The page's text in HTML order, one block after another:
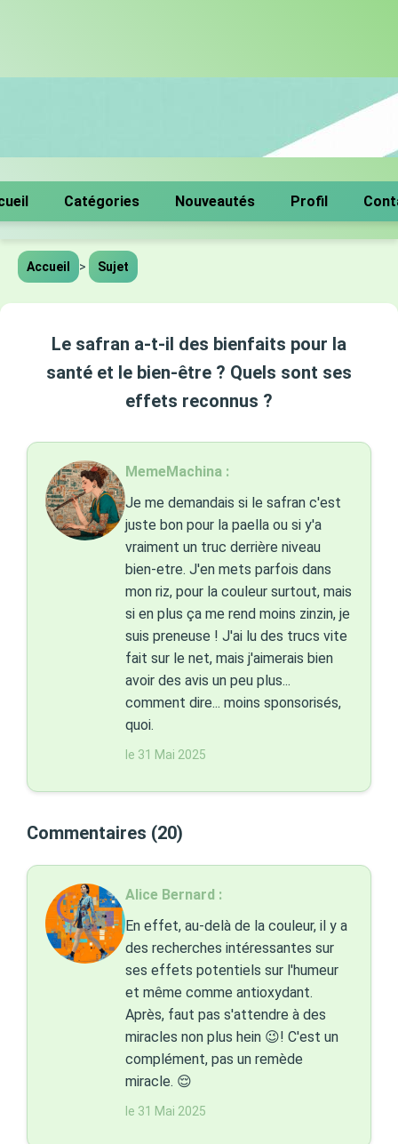
Catégories Nouveautés Profil
Accueil > Sujet
Le safran a-t-il des bienfaits pour la
santé et le bien-être ? Quels sont ses
effets reconnus ?
MemeMachina :
Je me demandais si le safran c'est
juste bon pour la paella ou si y'a
vraiment un truc derrière niveau
bien-etre. J'en mets parfois dans
mon riz, pour la couleur surtout, mais
si en plus ça me rend moins zinzin, je
suis preneuse ! J'ai lu des trucs vite
fait sur le net, mais j'aimerais bien
avoir des avis un peu plus...
comment dire... moins sponsorisés,
quoi.
le 31 Mai 2025
Commentaires (20)
Alice Bernard :
En effet, au-delà de la couleur, il y a
des recherches intéressantes sur
ses effets potentiels sur l'humeur
et même comme antioxydant.
Après, faut pas s'attendre à des
miracles non plus hein 😉! C'est un
complément, pas un remède
miracle. 😌
le 31 Mai 2025